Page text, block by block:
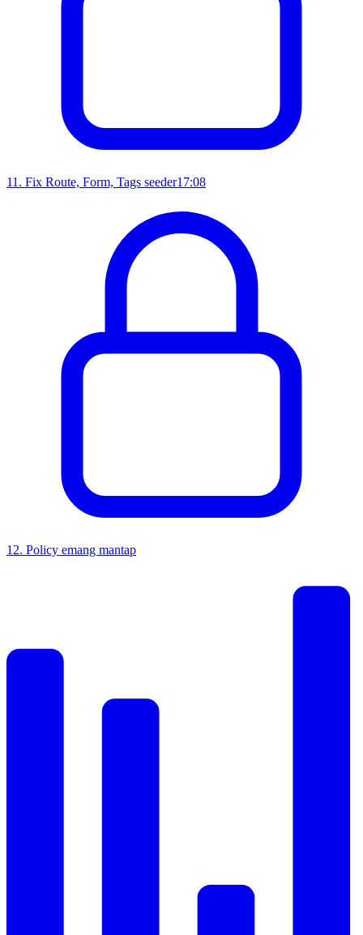
11 . Fix Route, Form, Tags seeder17:08
12. Policy emang mantap